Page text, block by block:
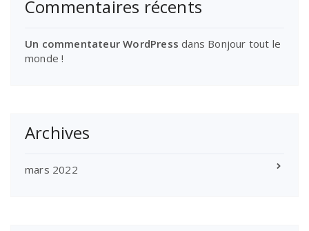
Commentaires récents
Un commentateur WordPress dans Bonjour tout le
monde !
Archives
mars 2022